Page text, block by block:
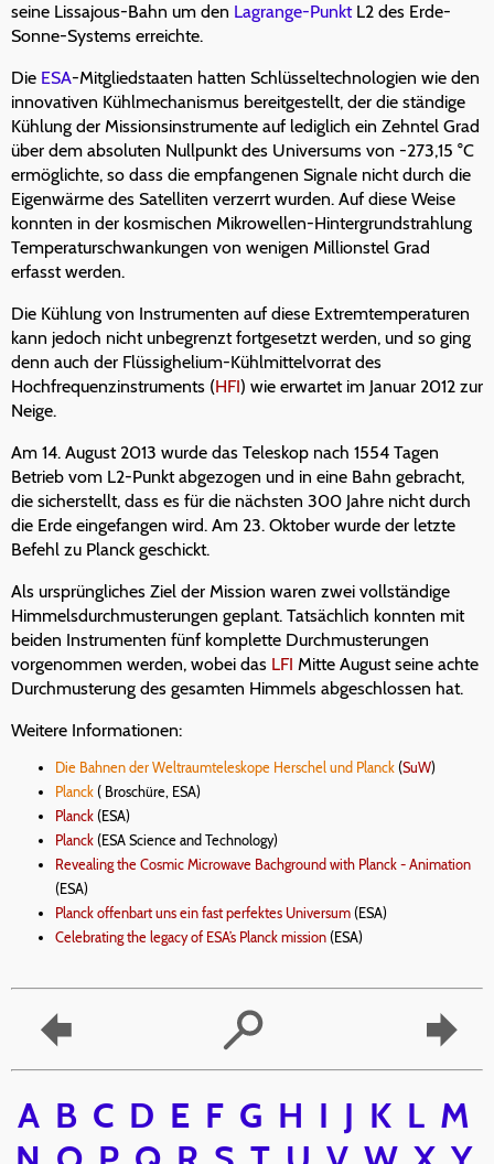
seine Lissajous-Bahn um den Lagrange-PunktL2 des Erde-
Sonne-Systems erreichte.
Die ESA-Mitgliedstaaten hatten Schlüsseltechnologien wie den
innovativen Kühlmechanismus bereitgestellt, der die ständige
Kühlung der Missionsinstrumente auf lediglich ein Zehntel Grad
über dem absoluten Nullpunkt des Universums von -273,15 °C
ermöglichte, so dass die empfangenen Signale nicht durch die
Eigenwärme des Satelliten verzerrt wurden. Auf diese Weise
konnten in der kosmischen Mikrowellen-Hintergrundstrahlung
Temperaturschwankungen von wenigen Millionstel Grad
erfasst werden.
Die Kühlung von Instrumenten auf diese Extremtemperaturen
kann jedoch nicht unbegrenzt fortgesetzt werden, und so ging
denn auch der Flüssighelium-Kühlmittelvorrat des
Hochfrequenzinstruments (HFI) wie erwartet im Januar 2012 zur
Neige.
Am 14. August 2013 wurde das Teleskop nach 1554 Tagen
Betrieb vom L2-Punkt abgezogen und in eine Bahn gebracht,
die sicherstellt, dass es für die nächsten 300 Jahre nicht durch
die Erde eingefangen wird. Am 23. Oktober wurde der letzte
Befehl zu Planck geschickt.
Als ursprüngliches Ziel der Mission waren zwei vollständige
Himmelsdurchmusterungen geplant. Tatsächlich konnten mit
beiden Instrumenten fünf komplette Durchmusterungen
vorgenommen werden, wobei das LFI Mitte August seine achte
Durchmusterung des gesamten Himmels abgeschlossen hat.
Weitere Informationen:
Die Bahnen der Weltraumteleskope Herschel und Planck (SuW)
Planck ( Broschüre, ESA)
Planck (ESA)
Planck (ESA Science and Technology)
Revealing the Cosmic Microwave Bachground with Planck - Animation
(ESA)
Planck offenbart uns ein fast perfektes Universum (ESA)
Celebrating the legacy of ESA’s Planck mission (ESA)
A B C D E F G H I J K L M